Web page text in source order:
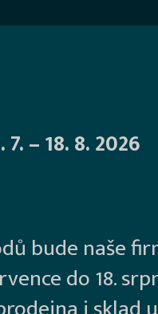
– 18. 8. 2026
bude naše
do 18.